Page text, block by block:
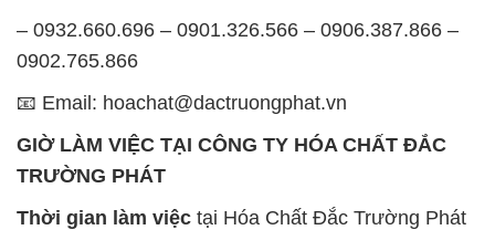
– 0932.660.696 – 0901.326.566 – 0906.387.866 –
0902.765.866
📧 Email: hoachat@dactruongphat.vn
GIỜ LÀM VIỆC TẠI CÔNG TY HÓA CHẤT ĐẮC
TRƯỜNG PHÁT
Thời gian làm việc tại Hóa Chất Đắc Trường Phát